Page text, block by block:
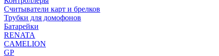
Считыватели карт и брелков
Трубки для домофонов
Батарейки
RENATA
CAMELION
GP